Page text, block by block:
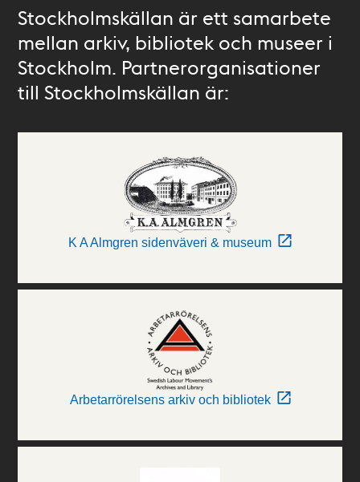
Stockholmskällan är ett samarbete
mellan arkiv, bibliotek och museer i
Stockholm. Partnerorganisationer
till Stockholmskällan är:
K A Almgren sidenväveri & museum
Arbetarrörelsens arkiv och bibliotek